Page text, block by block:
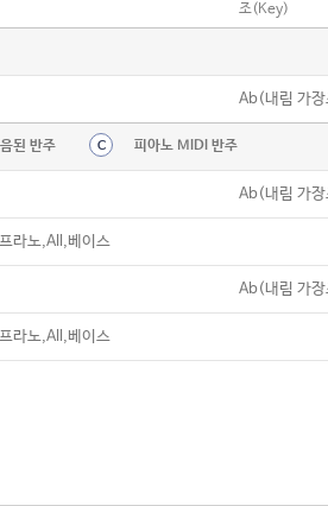
조(Key)
Ab(내림 가장
된 반주 C 피아노 MIDI 반주
Ab(내림 가장
라노,All,베이스
Ab(내림 가장
라노,All,베이스